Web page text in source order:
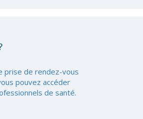
prise de rendez-vous
pouvez accéder
de santé.